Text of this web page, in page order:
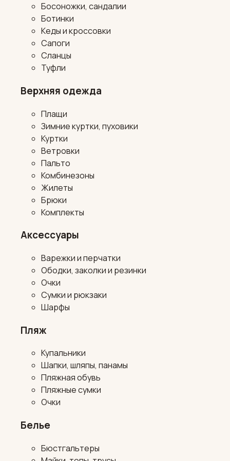
Босоножки, сандалии
Ботинки
Кеды и кроссовки
Сапоги
Сланцы
Туфли
Верхняя одежда
Плащи
Зимние куртки, пуховики
Куртки
Ветровки
Пальто
Комбинезоны
Жилеты
Брюки
Комплекты
Аксессуары
Варежки и перчатки
Ободки, заколки и резинки
Очки
Сумки и рюкзаки
Шарфы
Пляж
Купальники
Шапки, шляпы, панамы
Пляжная обувь
Пляжные сумки
Очки
Белье
Бюстгальтеры